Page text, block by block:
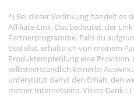
*) Bei dieser Verlinkung handelt es
Affiliate-Link. Das bedeutet, der
Partnerprogramme. Falls du
bestellst, erhalte ich von meinem
Produktempfehlung eine Provision.
selbstverständlich keinerlei
unterstützt damit den Erhalt, den
meiner Internetseite. Vielen Dank :-)